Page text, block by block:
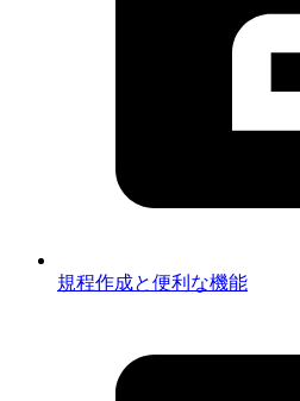
規程作成と便利な機能